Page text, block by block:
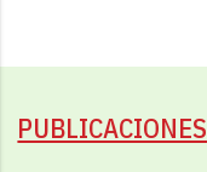
PUBLICACIONES